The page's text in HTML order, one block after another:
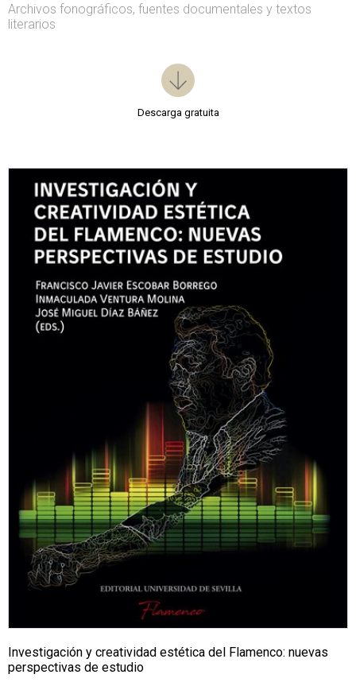
Archivos fonográficos, fuentes documentales y textos
literarios
Descarga gratuita
Investigación y creatividad estética del Flamenco: nuevas
perspectivas de estudio